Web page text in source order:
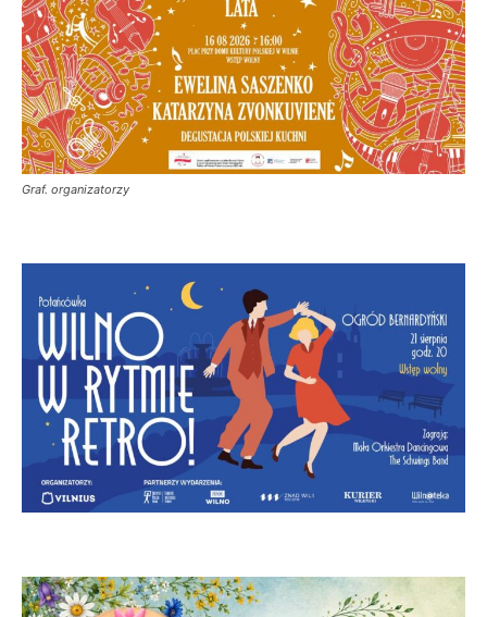
Graf. organizatorzy